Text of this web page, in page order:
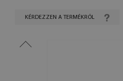
KÉRDEZZEN A TERMÉKRŐL